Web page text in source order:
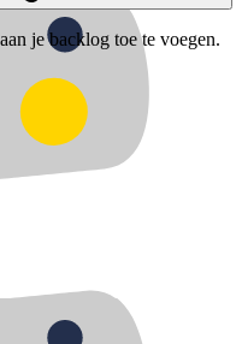
je backlog toe te voegen.